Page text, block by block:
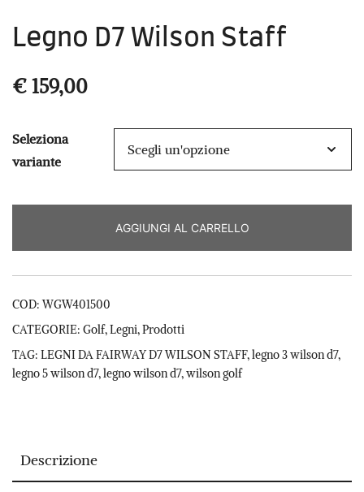
Legno D7 Wilson Staff
€ 159,00
Seleziona
variante
AGGIUNGI AL CARRELLO
COD:WGW401500
CATEGORIE: Golf,Legni,Prodotti
TAG: LEGNI DA FAIRWAY D7 WILSON STAFF,legno 3 wilson d7,
legno 5 wilson d7,legno wilson d7,wilson golf
Descrizione